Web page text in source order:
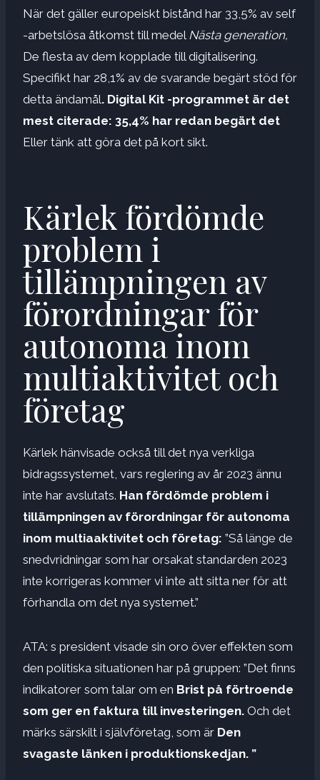
När det gäller europeiskt bistånd har 33,5% av self
-arbetslösa åtkomst till medel Nästa generation,
De flesta av dem kopplade till digitalisering.
Specifikt har 28,1% av de svarande begärt stöd för
detta ändamål. Digital Kit -programmet är det
mest citerade: 35,4% har redan begärt det
Eller tänk att göra det på kort sikt.
Kärlek fördömde
problem i
tillämpningen av
förordningar för
autonoma inom
multiaktivitet och
företag
Kärlek hänvisade också till det nya verkliga
bidragssystemet, vars reglering av år 2023 ännu
inte har avslutats. Han fördömde problem i
tillämpningen av förordningar för autonoma
inom multiaaktivitet och företag: ”Så länge de
snedvridningar som har orsakat standarden 2023
inte korrigeras kommer vi inte att sitta ner för att
förhandla om det nya systemet.”
ATA: s president visade sin oro över effekten som
den politiska situationen har på gruppen: ”Det finns
indikatorer som talar om en Brist på förtroende
som ger en faktura till investeringen. Och det
märks särskilt i självföretag, som är Den
svagaste länken i produktionskedjan. ”